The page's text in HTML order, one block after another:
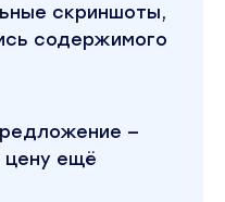
пройти эту
всегда, но
что
для вас
— у вас
выражать
точно! Мы
скриншоты,
содержимого
—
цену ещё